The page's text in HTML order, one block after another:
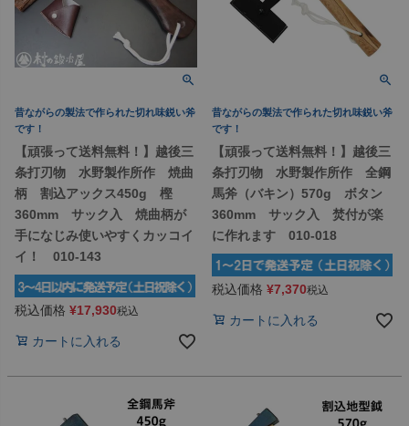
昔ながらの製法で作られた切れ味鋭い斧
です！
【頑張って送料無料！】越後三
条打刃物 水野製作所作 焼曲
柄 割込アックス450g 樫
360mm サック入 焼曲柄が
手になじみ使いやすくカッコイ
イ！ 010-143
税込価格 ¥17,930税込
カートに入れる
昔ながらの製法で作られた切れ味鋭い斧
です！
【頑張って送料無料！】越後三
条打刃物 水野製作所作 全鋼
馬斧（バキン）570g ボタン
360mm サック入 焚付が楽
に作れます 010-018
税込価格 ¥7,370税込
カートに入れる